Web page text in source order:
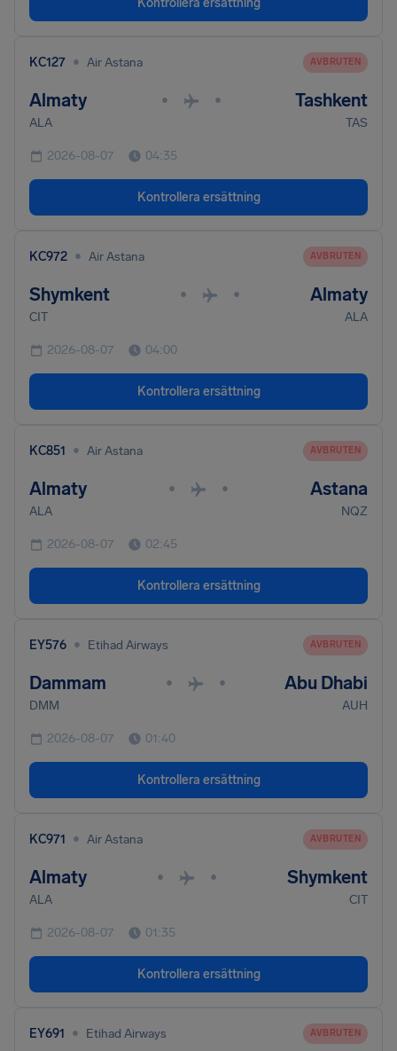
Kontrollera ersättning
KC127 • Air Astana AVBRUTEN
Almaty • • Tashkent
ALA TAS
2026-08-07 04:35
Kontrollera ersättning
KC972 • Air Astana AVBRUTEN
Shymkent • • Almaty
CIT ALA
2026-08-07 04:00
Kontrollera ersättning
KC851 • Air Astana AVBRUTEN
Almaty • • Astana
ALA NQZ
2026-08-07 02:45
Kontrollera ersättning
EY576 • Etihad Airways AVBRUTEN
Dammam • • Abu Dhabi
DMM AUH
2026-08-07 01:40
Kontrollera ersättning
KC971 • Air Astana AVBRUTEN
Almaty • • Shymkent
ALA CIT
2026-08-07 01:35
Kontrollera ersättning
EY691 • Etihad Airways AVBRUTEN